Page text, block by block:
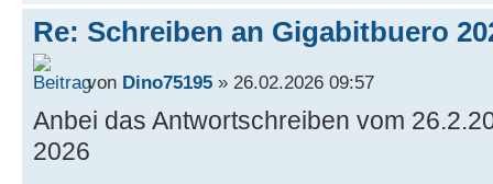
Re: Schreiben an Gigabitbuero
von Dino75195 » 26.02.2026 09:57
Anbei das Antwortschreiben vom
2026